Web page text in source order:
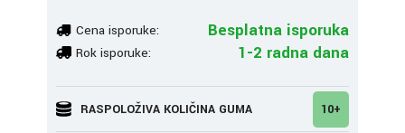
Cena isporuke: Besplatna isporuka
Rok isporuke: 1-2 radna dana
RASPOLOŽIVA KOLIČINA GUMA 10+